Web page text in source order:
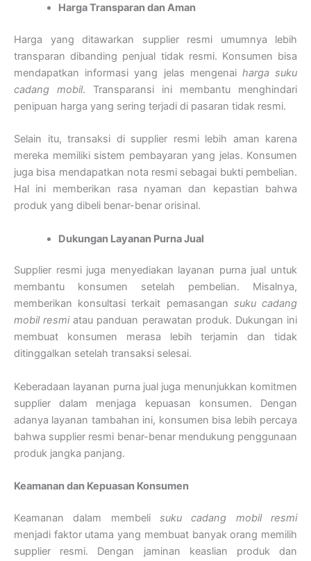
Harga Transparan dan Aman
Harga yang ditawarkan supplier resmi umumnya lebih
transparan dibanding penjual tidak resmi. Konsumen bisa
mendapatkan informasi yang jelas mengenai harga suku
cadang mobil. Transparansi ini membantu menghindari
penipuan harga yang sering terjadi di pasaran tidak resmi.
Selain itu, transaksi di supplier resmi lebih aman karena
mereka memiliki sistem pembayaran yang jelas. Konsumen
juga bisa mendapatkan nota resmi sebagai bukti pembelian.
Hal ini memberikan rasa nyaman dan kepastian bahwa
produk yang dibeli benar-benar orisinal.
Dukungan Layanan Purna Jual
Supplier resmi juga menyediakan layanan purna jual untuk
membantu konsumen setelah pembelian. Misalnya,
memberikan konsultasi terkait pemasangan suku cadang
mobil resmiatau panduan perawatan produk. Dukungan ini
membuat konsumen merasa lebih terjamin dan tidak
ditinggalkan setelah transaksi selesai.
Keberadaan layanan purna jual juga menunjukkan komitmen
supplier dalam menjaga kepuasan konsumen. Dengan
adanya layanan tambahan ini, konsumen bisa lebih percaya
bahwa supplier resmi benar-benar mendukung penggunaan
produk jangka panjang.
Keamanan dan Kepuasan Konsumen
Keamanan dalam membeli suku cadang mobil resmi
menjadi faktor utama yang membuat banyak orang memilih
supplier resmi. Dengan jaminan keaslian produk dan